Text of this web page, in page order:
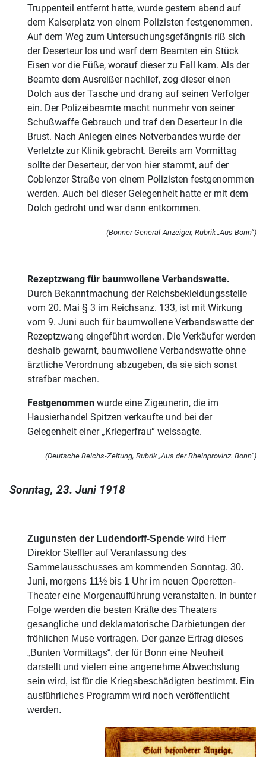
Truppenteil entfernt hatte, wurde gestern abend auf
dem Kaiserplatz von einem Polizisten festgenommen.
Auf dem Weg zum Untersuchungsgefängnis riß sich
der Deserteur los und warf dem Beamten ein Stück
Eisen vor die Füße, worauf dieser zu Fall kam. Als der
Beamte dem Ausreißer nachlief, zog dieser einen
Dolch aus der Tasche und drang auf seinen Verfolger
ein. Der Polizeibeamte macht nunmehr von seiner
Schußwaffe Gebrauch und traf den Deserteur in die
Brust. Nach Anlegen eines Notverbandes wurde der
Verletzte zur Klinik gebracht. Bereits am Vormittag
sollte der Deserteur, der von hier stammt, auf der
Coblenzer Straße von einem Polizisten festgenommen
werden. Auch bei dieser Gelegenheit hatte er mit dem
Dolch gedroht und war dann entkommen.
(Bonner General-Anzeiger, Rubrik „Aus Bonn“)
Rezeptzwang für baumwollene Verbandswatte.
Durch Bekanntmachung der Reichsbekleidungsstelle
vom 20. Mai § 3 im Reichsanz. 133, ist mit Wirkung
vom 9. Juni auch für baumwollene Verbandswatte der
Rezeptzwang eingeführt worden. Die Verkäufer werden
deshalb gewarnt, baumwollene Verbandswatte ohne
ärztliche Verordnung abzugeben, da sie sich sonst
strafbar machen.
Festgenommen wurde eine Zigeunerin, die im
Hausierhandel Spitzen verkaufte und bei der
Gelegenheit einer „Kriegerfrau“ weissagte.
(Deutsche Reichs-Zeitung, Rubrik „Aus der Rheinprovinz. Bonn“)
Sonntag, 23. Juni 1918
Zugunsten der Ludendorff-Spende wird Herr
Direktor Steffter auf Veranlassung des
Sammelausschusses am kommenden Sonntag, 30.
Juni, morgens 11½ bis 1 Uhr im neuen Operetten-
Theater eine Morgenaufführung veranstalten. In bunter
Folge werden die besten Kräfte des Theaters
gesangliche und deklamatorische Darbietungen der
fröhlichen Muse vortragen. Der ganze Ertrag dieses
„Bunten Vormittags“, der für Bonn eine Neuheit
darstellt und vielen eine angenehme Abwechslung
sein wird, ist für die Kriegsbeschädigten bestimmt. Ein
ausführliches Programm wird noch veröffentlicht
werden.